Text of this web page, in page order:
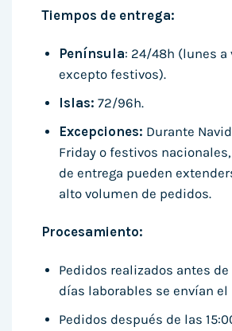
Tiempos de entrega:
Península: 24/48h (lunes a
excepto festivos).
Islas: 72/96h.
Excepciones: Durante
Friday o festivos
de entrega pueden
alto volumen de pedidos.
Procesamiento:
Pedidos realizados antes de
días laborables se envían
Pedidos después de las